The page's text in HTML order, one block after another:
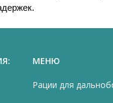
МЕНЮ
Рации для